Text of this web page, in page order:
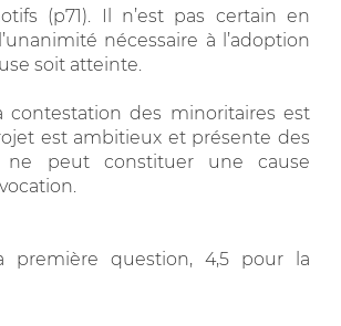
(p71). Il n’est pas certain en
nécessaire à l’adoption
soit atteinte.
contestation des minoritaires est
est ambitieux et présente des
ne peut constituer une cause
première question, 4,5 pour la